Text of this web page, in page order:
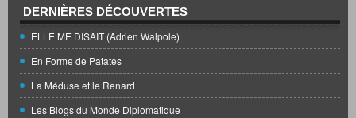
DERNIÈRES DÉCOUVERTES
ELLE ME DISAIT (Adrien Walpole)
En Forme de Patates
La Méduse et le Renard
Les Blogs du Monde Diplomatique